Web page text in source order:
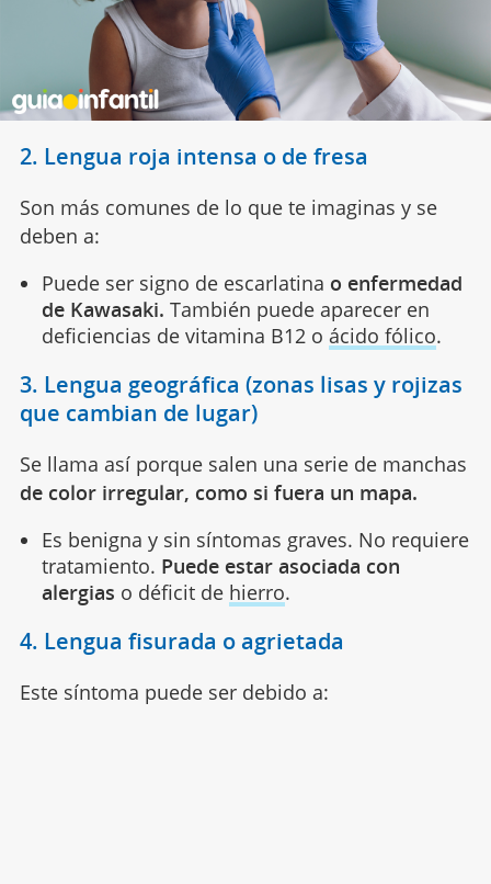
2. Lengua roja intensa o de fresa
Son más comunes de lo que te imaginas y se
deben a:
Puede ser signo de escarlatina o enfermedad
de Kawasaki. También puede aparecer en
deficiencias de vitamina B12 o ácido fólico.
3. Lengua geográfica (zonas lisas y rojizas
que cambian de lugar)
Se llama así porque salen una serie de manchas
de color irregular, como si fuera un mapa.
Es benigna y sin síntomas graves. No requiere
tratamiento. Puede estar asociada con
alergias o déficit de hierro.
4. Lengua fisurada o agrietada
Este síntoma puede ser debido a: